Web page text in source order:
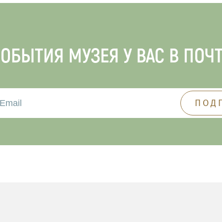
МУЗЕЯ У ВАС В